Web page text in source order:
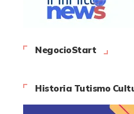
NegocioStart
Historia Tutismo